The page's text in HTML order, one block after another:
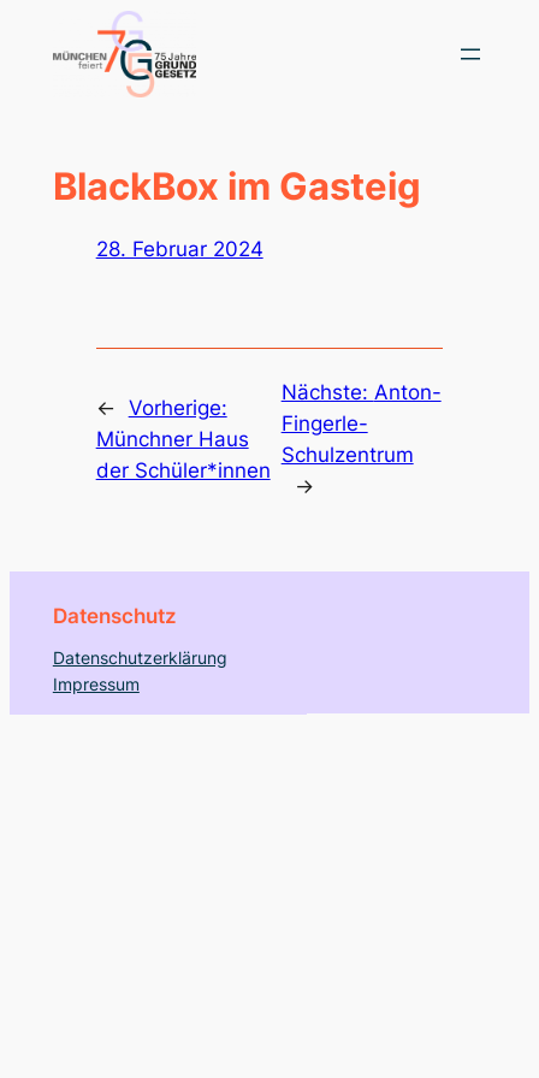
Inhalt
BlackBox im Gasteig
28. Februar 2024
← Vorherige:
Münchner Haus
der Schüler*innen
Nächste: Anton-
Fingerle-
Schulzentrum
→
Datenschutz
Datenschutzerklärung
Impressum